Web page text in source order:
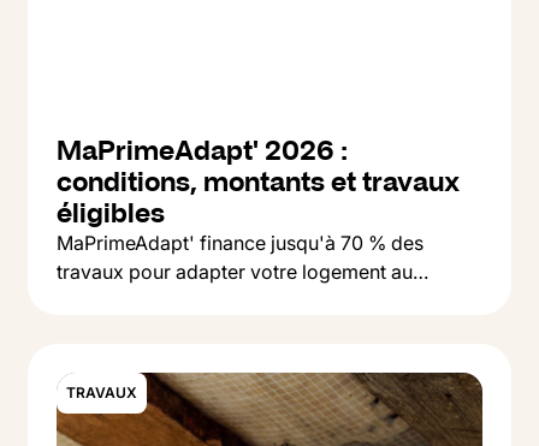
MaPrimeAdapt' 2026 :
conditions, montants et travaux
éligibles
MaPrimeAdapt' finance jusqu'à 70 % des
travaux pour adapter votre logement au
TRAVAUX